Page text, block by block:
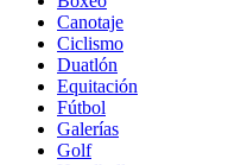
Canotaje
Ciclismo
Duatlón
Equitación
Fútbol
Galerías
Golf